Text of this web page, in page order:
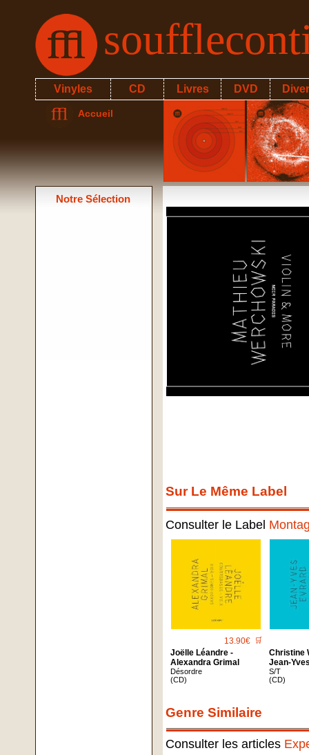
Vinyles CD Livres DVD
Accueil
Notre Sélection
Sur Le Même Label
Consulter le Label
13.90€ 🛒
Joëlle Léandre -
Alexandra Grimal
Désordre
(CD)
Christine
Jean-
S/T
(CD)
Genre Similaire
Consulter les articles